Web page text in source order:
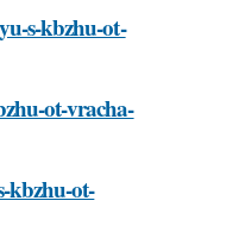
s-kbzhu-ot-
ot-vracha-
kbzhu-ot-